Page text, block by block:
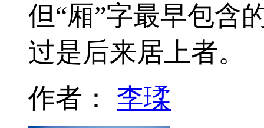
但“厢”字最早包含
过是后来居上者。
作者： 李瑈